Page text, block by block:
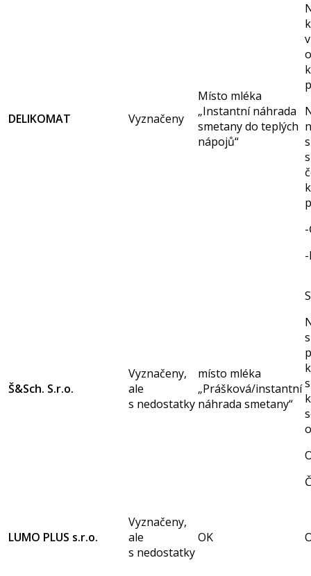
DELIKOMAT Vyznačeny
Místo mléka
„Instantní náhrada
smetany do teplých
nápojů“
Š&Sch. S.r.o.
Vyznačeny,
ale
s nedostatky
místo mléka
„Prášková/instantní
náhrada smetany“
LUMO PLUS s.r.o.
Vyznačeny,
ale
s nedostatky
OK